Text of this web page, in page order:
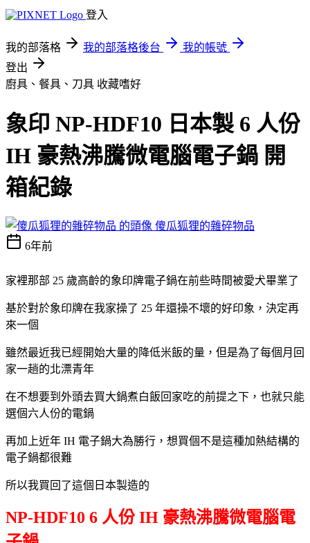
登入
我的部落格 我的部落格後台
我的帳號
登出
廚具、餐具、刀具 收藏嗜好
象印 NP-HDF10 日本製 6 人份
IH 豪熱沸騰微電腦電子鍋 開
箱紀錄
傻瓜狐狸的雜碎物品
6年前
家裡那部 25 歲高齡的象印牌電子鍋在前些時間被愛犬畢業了
基於對於象印牌在我家操了 25 年還操不壞的好印象，決定再
來一個
雖然最近我已經開始大量的降低米飯的量，但是為了每個月回
家一趟的北漂青年
在不想要到外頭去買大鍋煮白飯回家吃的前提之下，也就只能
選個六人份的電鍋
再加上近年 IH 電子鍋大為勝行，想買個不是這種加熱結構的
電子鍋都很難
所以我買回了這個日本製造的
NP-HDF10 6 人份 IH 豪熱沸騰微電腦電